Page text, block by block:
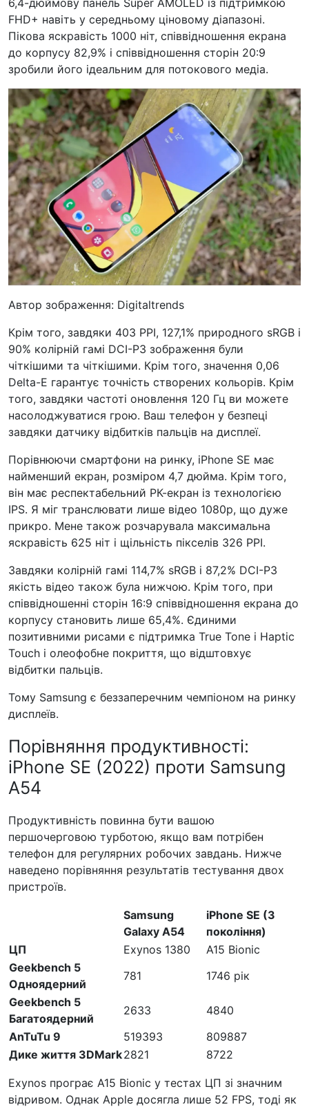
6,4-дюймову панель Super AMOLED із підтримкою
FHD+ навіть у середньому ціновому діапазоні.
Пікова яскравість 1000 ніт, співвідношення екрана
до корпусу 82,9% і співвідношення сторін 20:9
зробили його ідеальним для потокового медіа.
Автор зображення: Digitaltrends
Крім того, завдяки 403 PPI, 127,1% природного sRGB і
90% колірній гамі DCI-P3 зображення були
чіткішими та чіткішими. Крім того, значення 0,06
Delta-E гарантує точність створених кольорів. Крім
того, завдяки частоті оновлення 120 Гц ви можете
насолоджуватися грою. Ваш телефон у безпеці
завдяки датчику відбитків пальців на дисплеї.
Порівнюючи смартфони на ринку, iPhone SE має
найменший екран, розміром 4,7 дюйма. Крім того,
він має респектабельний РК-екран із технологією
IPS. Я міг транслювати лише відео 1080p, що дуже
прикро. Мене також розчарувала максимальна
яскравість 625 ніт і щільність пікселів 326 PPI.
Завдяки колірній гамі 114,7% sRGB і 87,2% DCI-P3
якість відео також була нижчою. Крім того, при
співвідношенні сторін 16:9 співвідношення екрана до
корпусу становить лише 65,4%. Єдиними
позитивними рисами є підтримка True Tone і Haptic
Touch і олеофобне покриття, що відштовхує
відбитки пальців.
Тому Samsung є беззаперечним чемпіоном на ринку
дисплеїв.
Порівняння продуктивності:
iPhone SE (2022) проти Samsung
A54
Продуктивність повинна бути вашою
першочерговою турботою, якщо вам потрібен
телефон для регулярних робочих завдань. Нижче
наведено порівняння результатів тестування двох
пристроїв.
Samsung
Galaxy A54
iPhone SE (3
покоління)
ЦП
Exynos 1380
A15 Bionic
Geekbench 5
Одноядерний
781
1746 рік
Geekbench 5
Багатоядерний
2633
4840
AnTuTu 9
519393
809887
Дике життя 3DMark2821 8722
Exynos програє A15 Bionic у тестах ЦП зі значним
відривом. Однак Apple досягла лише 52 FPS, тоді як